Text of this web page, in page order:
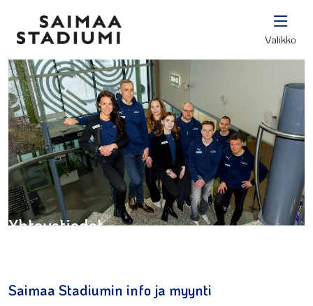
Valikko
Yhteystiedot
Saimaa Stadiumin info ja myynti